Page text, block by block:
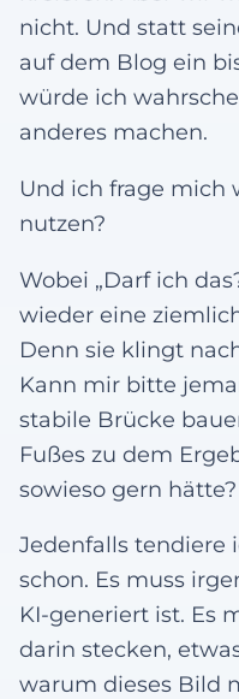
nicht. Und statt
auf dem Blog ein
würde ich
anderes machen.
Und ich frage mich
nutzen?
Wobei „Darf ich
wieder eine
Denn sie klingt
Kann mir bitte
stabile Brücke
Fußes zu dem
sowieso gern hätte?
Jedenfalls tendiere
schon. Es muss
KI-generiert ist. Es
darin stecken,
warum dieses Bild